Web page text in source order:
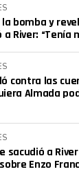
bomba y
River: “Tenía
contra las
Almada
sacudió a
Enzo